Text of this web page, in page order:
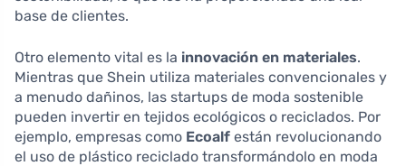
base de clientes.
Otro elemento vital es la innovación en materiales.
Mientras que Shein utiliza materiales convencionales y
a menudo dañinos, las startups de moda sostenible
pueden invertir en tejidos ecológicos o reciclados. Por
ejemplo, empresas como Ecoalf están revolucionando
el uso de plástico reciclado transformándolo en moda